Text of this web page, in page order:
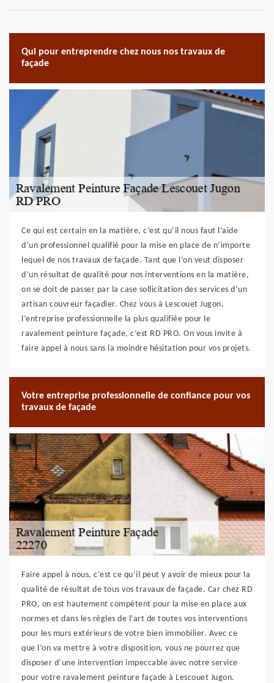
Qui pour entreprendre chez nous nos travaux de
façade
Ce qui est certain en la matière, c’est qu’il nous faut l’aide
d’un professionnel qualifié pour la mise en place de n’importe
lequel de nos travaux de façade. Tant que l’on veut disposer
d’un résultat de qualité pour nos interventions en la matière,
on se doit de passer par la case sollicitation des services d’un
artisan couvreur façadier. Chez vous à Lescouet Jugon,
l’entreprise professionnelle la plus qualifiée pour le
ravalement peinture façade, c’est RD PRO. On vous invite à
faire appel à nous sans la moindre hésitation pour vos projets.
Votre entreprise professionnelle de confiance pour vos
travaux de façade
Faire appel à nous, c’est ce qu’il peut y avoir de mieux pour la
qualité de résultat de tous vos travaux de façade. Car chez RD
PRO, on est hautement compétent pour la mise en place aux
normes et dans les règles de l’art de toutes vos interventions
pour les murs extérieurs de votre bien immobilier. Avec ce
que l’on va mettre à votre disposition, vous ne pourrez que
disposer d’une intervention impeccable avec notre service
pour votre ravalement peinture façade à Lescouet Jugon.